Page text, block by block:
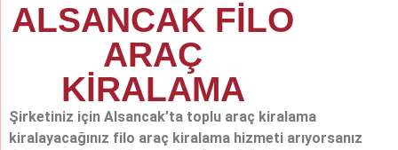
ALSANCAK FİLO
ARAÇ
KİRALAMA
Şirketiniz için Alsancak’ta toplu araç kiralama
kiralayacağınız filo araç kiralama hizmeti arıyorsanız